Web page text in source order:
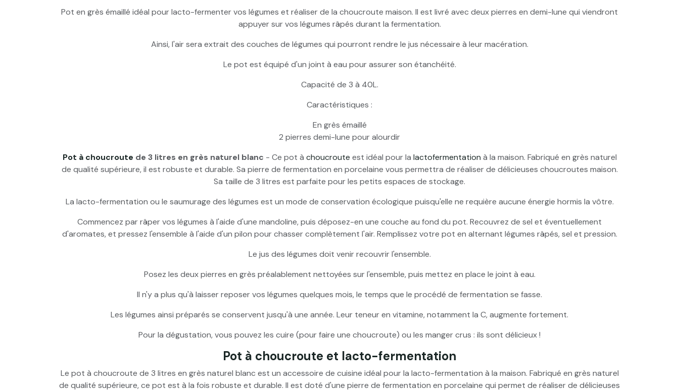
Pot à choucroute avec pierres lacto-fermentation
Pot à choucroute avec pierres lacto-fermentation
Pot en grès émaillé idéal pour lacto-fermenter vos légumes et réaliser de la choucroute maison. Il est livré avec deux pierres en demi-lune qui viendront
appuyer sur vos légumes râpés durant la fermentation.
Ainsi, l'air sera extrait des couches de légumes qui pourront rendre le jus nécessaire à leur macération.
Le pot est équipé d'un joint à eau pour assurer son étanchéité.
Capacité de 3 à 40L.
Caractéristiques :
En grès émaillé
2 pierres demi-lune pour alourdir
Pot à choucroute de 3 litres en grès naturel blanc - Ce pot à choucroute est idéal pour la lactofermentation à la maison. Fabriqué en grès naturel
de qualité supérieure, il est robuste et durable. Sa pierre de fermentation en porcelaine vous permettra de réaliser de délicieuses choucroutes maison.
Sa taille de 3 litres est parfaite pour les petits espaces de stockage.
La lacto-fermentation ou le saumurage des légumes est un mode de conservation écologique puisqu'elle ne requière aucune énergie hormis la vôtre.
Commencez par râper vos légumes à l'aide d'une mandoline, puis déposez-en une couche au fond du pot. Recouvrez de sel et éventuellement
d'aromates, et pressez l'ensemble à l'aide d'un pilon pour chasser complètement l'air. Remplissez votre pot en alternant légumes râpés, sel et pression.
Le jus des légumes doit venir recouvrir l'ensemble.
Posez les deux pierres en grès préalablement nettoyées sur l'ensemble, puis mettez en place le joint à eau.
Il n'y a plus qu'à laisser reposer vos légumes quelques mois, le temps que le procédé de fermentation se fasse.
Les légumes ainsi préparés se conservent jusqu'à une année. Leur teneur en vitamine, notamment la C, augmente fortement.
Pour la dégustation, vous pouvez les cuire (pour faire une choucroute) ou les manger crus : ils sont délicieux !
Pot à choucroute et lacto-fermentation
Le pot à choucroute de 3 litres en grès naturel blanc est un accessoire de cuisine idéal pour la lacto-fermentation à la maison. Fabriqué en grès naturel
de qualité supérieure, ce pot est à la fois robuste et durable. Il est doté d'une pierre de fermentation en porcelaine qui permet de réaliser de délicieuses